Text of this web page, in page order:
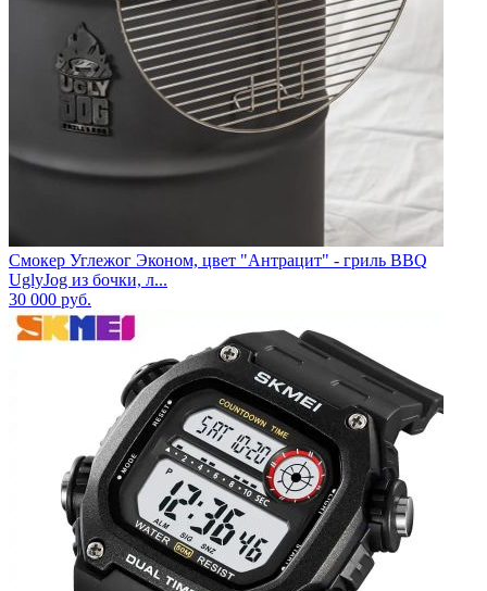
Смокер Углежог Эконом, цвет "Антрацит" - гриль BBQ
UglyJog из бочки, л...
30 000 руб.